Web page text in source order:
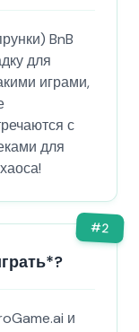
BnB
для
играми,
с
для
#2
и